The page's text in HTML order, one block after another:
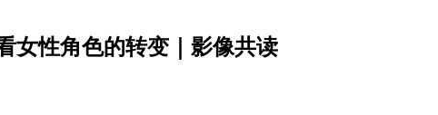
女性角色的转变｜影像共读